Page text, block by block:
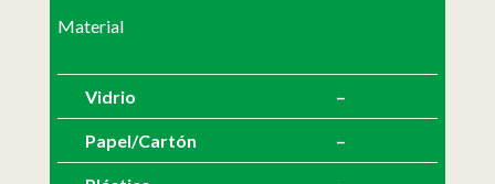
Material
Vidrio –
Papel/Cartón –